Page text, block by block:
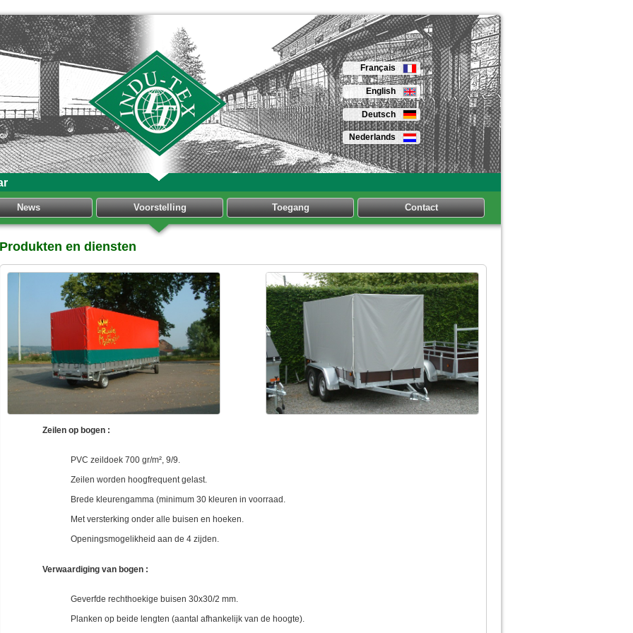
Français
English
Deutsch
Nederlands
News Voorstelling Toegang Contact
Produkten en diensten
Zeilen op bogen :
PVC zeildoek 700 gr/m², 9/9.
Zeilen worden hoogfrequent gelast.
Brede kleurengamma (minimum 30 kleuren in voorraad.
Met versterking onder alle buisen en hoeken.
Openingsmogelikheid aan de 4 zijden.
Verwaardiging van bogen :
Geverfde rechthoekige buisen 30x30/2 mm.
Planken op beide lengten (aantal afhankelijk van de hoogte).